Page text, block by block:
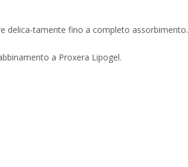
delica-tamente fino a completo assorbimento.
a Proxera Lipogel.